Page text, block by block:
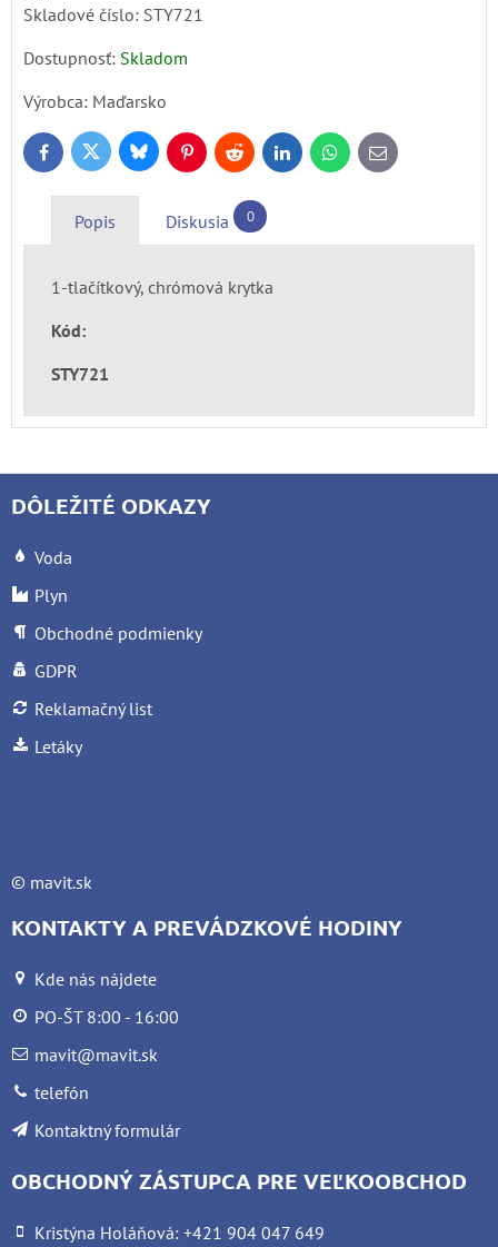
Skladové číslo: STY721
Dostupnosť: Skladom
Výrobca: Maďarsko
FacebookTwitter BlueskyPinterestReddit LinkedInWhatsApp
E-
mail
Popis Diskusia 0
1-tlačítkový, chrómová krytka
Kód:
STY721
DÔLEŽITÉ ODKAZY
Voda
Plyn
Obchodné podmienky
GDPR
Reklamačný list
Letáky
© mavit.sk
KONTAKTY A PREVÁDZKOVÉ HODINY
Kde nás nájdete
PO-ŠT 8:00 - 16:00
mavit@mavit.sk
telefón
Kontaktný formulár
OBCHODNÝ ZÁSTUPCA PRE VEĽKOOBCHOD
Kristýna Holáňová: +421 904 047 649